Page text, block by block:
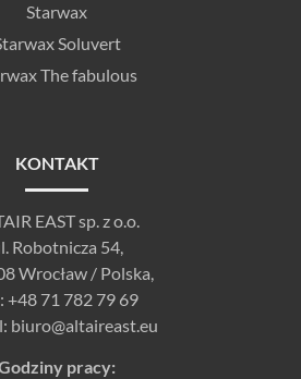
Starwax
Soluvert
The fabulous
KONTAKT
EAST sp. z o.o.
Robotnicza 54,
Wrocław / Polska,
+48 71 782 79 69
biuro@altaireast.eu
pracy: